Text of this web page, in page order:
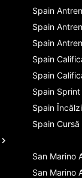
Spain
Spain
Spain
Spain
Spain
Spain Sprint
Spain
Spain Cursă
San Marino
San Marino